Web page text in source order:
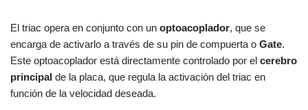
El triac opera en conjunto con un optoacoplador, que se
encarga de activarlo a través de su pin de compuerta o Gate.
Este optoacoplador está directamente controlado por el cerebro
principal de la placa, que regula la activación del triac en
función de la velocidad deseada.